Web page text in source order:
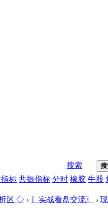
搜索
标 共振指标 分时 橡胶 牛股
区 ◇ › 〖实战看盘交流〗 ›